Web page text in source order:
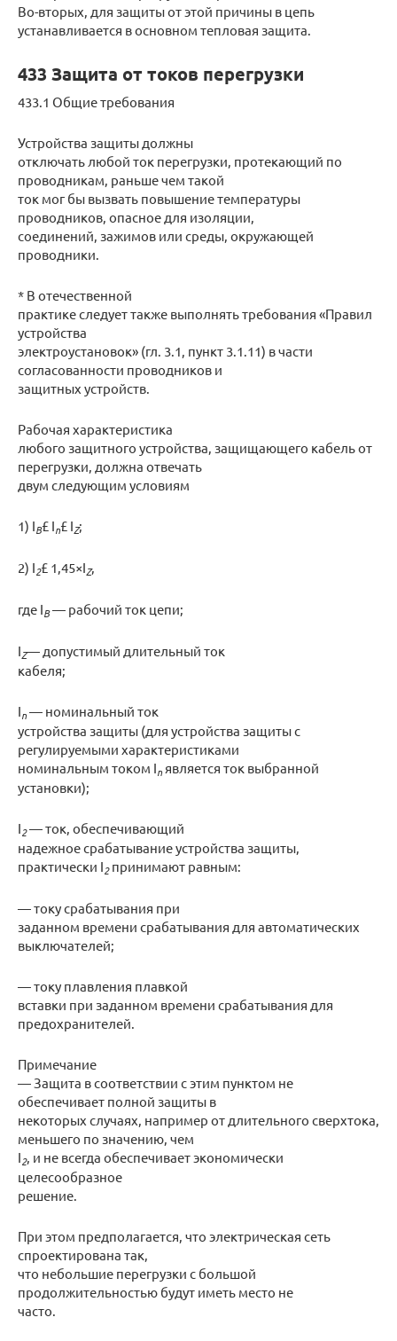
Во-вторых, для защиты от этой причины в цепь
устанавливается в основном тепловая защита.
433 Защита от токов перегрузки
433.1 Общие требования
Устройства защиты должны
отключать любой ток перегрузки, протекающий по
проводникам, раньше чем такой
ток мог бы вызвать повышение температуры
проводников, опасное для изоляции,
соединений, зажимов или среды, окружающей
проводники.
* В отечественной
практике следует также выполнять требования «Правил
устройства
электроустановок» (гл. 3.1, пункт 3.1.11) в части
согласованности проводников и
защитных устройств.
Рабочая характеристика
любого защитного устройства, защищающего кабель от
перегрузки, должна отвечать
двум следующим условиям
1) IB£ In£ IZ;
2) I2£ 1,45×IZ,
где IB— рабочий ток цепи;
IZ— допустимый длительный ток
кабеля;
In— номинальный ток
устройства защиты (для устройства защиты с
регулируемыми характеристиками
номинальным током In является ток выбранной
установки);
I2— ток, обеспечивающий
надежное срабатывание устройства защиты,
практически I2принимают равным:
— току срабатывания при
заданном времени срабатывания для автоматических
выключателей;
— току плавления плавкой
вставки при заданном времени срабатывания для
предохранителей.
Примечание
— Защита в соответствии с этим пунктом не
обеспечивает полной защиты в
некоторых случаях, например от длительного сверхтока,
меньшего по значению, чем
I2, и не всегда обеспечивает экономически
целесообразное
решение.
При этом предполагается, что электрическая сеть
спроектирована так,
что небольшие перегрузки с большой
продолжительностью будут иметь место не
часто.